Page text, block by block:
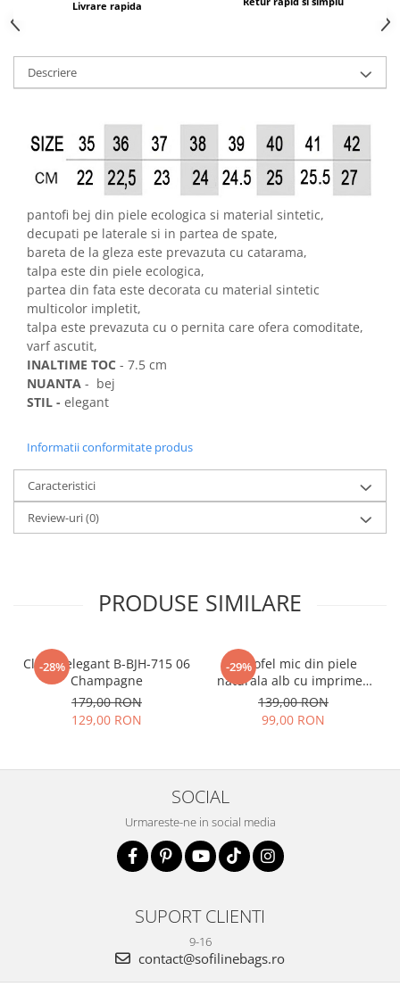
Livrare rapida
Descriere
pantofi bej din piele ecologica si material sintetic,
decupati pe laterale si in partea de spate,
bareta de la gleza este prevazuta cu catarama,
talpa este din piele ecologica,
partea din fata este decorata cu material sintetic
multicolor impletit,
talpa este prevazuta cu o pernita care ofera comoditate,
varf ascutit,
INALTIME TOC - 7.5 cm
NUANTA - bej
STIL - elegant
Informatii conformitate produs
Caracteristici
Review-uri(0)
PRODUSE SIMILARE
-28%
Clutch elegant B-BJH-715 06
Champagne
179,00 RON
129,00 RON
-29%
Portofel mic din piele
naturala alb cu imprimeu
B-8912 07
139,00 RON
99,00 RON
SOCIAL
Urmareste-ne in social media
SUPORT CLIENTI
9-16
contact@sofilinebags.ro